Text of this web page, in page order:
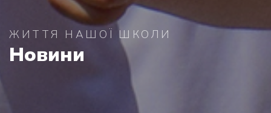
ЖИТТЯ НАШОЇ ШКОЛИ
Новини